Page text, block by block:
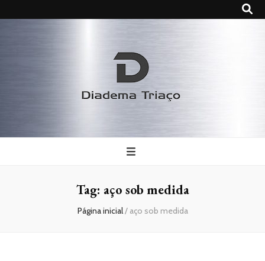
Diadema
Triaço
Tag: aço sob medida
Página inicial/ aço sob medida